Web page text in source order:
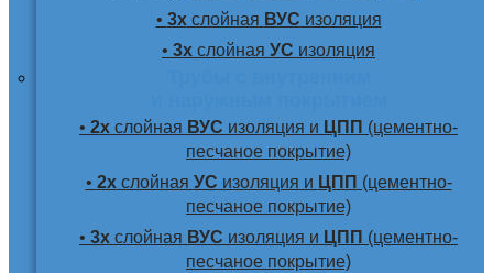
• 3хслойная ВУС изоляция
• 3х слойная УС изоляция
• 2х слойная ВУС изоляция и ЦПП (цементно-
песчаное покрытие)
• 2хслойная УС изоляция и ЦПП (цементно-
песчаное покрытие)
• 3х слойная ВУС изоляция и ЦПП (цементно-
песчаное покрытие)